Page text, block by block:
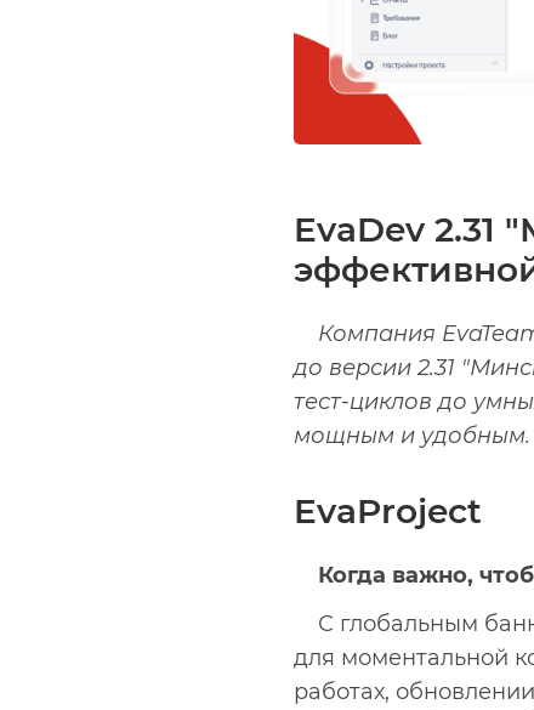
EvaDev 2.31
Компания
до версии 2.31
тест-циклов до
мощным и удобным.
EvaProject
Когда важно,
С глобальным
для моментальной
работах,